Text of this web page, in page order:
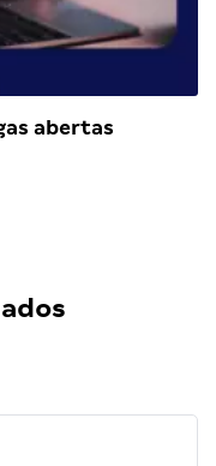
abertas